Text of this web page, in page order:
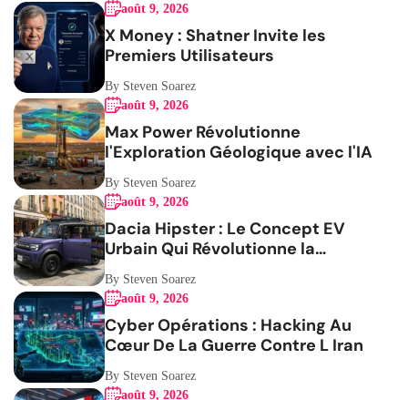
août 9, 2026
X Money : Shatner Invite les
Premiers Utilisateurs
By Steven Soarez
août 9, 2026
Max Power Révolutionne
l'Exploration Géologique avec l'IA
By Steven Soarez
août 9, 2026
Dacia Hipster : Le Concept EV
Urbain Qui Révolutionne la
Mobilité
By Steven Soarez
août 9, 2026
Cyber Opérations : Hacking Au
Cœur De La Guerre Contre L Iran
By Steven Soarez
août 9, 2026